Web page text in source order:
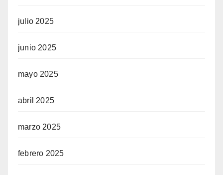
julio 2025
junio 2025
mayo 2025
abril 2025
marzo 2025
febrero 2025